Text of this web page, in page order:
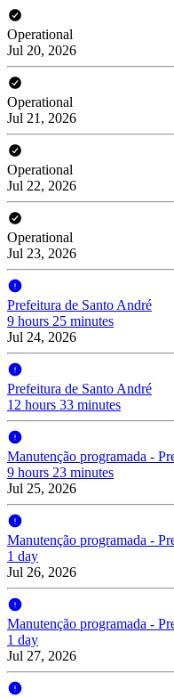
Operational
Jul 20, 2026
Operational
Jul 21, 2026
Operational
Jul 22, 2026
Operational
Jul 23, 2026
Prefeitura de Santo André
9 hours 25 minutes
Jul 24, 2026
Prefeitura de Santo André
12 hours 33 minutes
Manutenção programada -
9 hours 23 minutes
Jul 25, 2026
Manutenção programada -
1 day
Jul 26, 2026
Manutenção programada -
1 day
Jul 27, 2026